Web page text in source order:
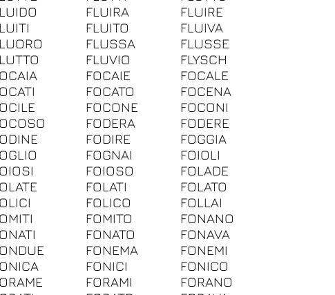
FLUIRA
FLUIRE
FLUITO
FLUIVA
FLUSSA
FLUSSE
FLUVIO
FLYSCH
FOCAIE
FOCALE
FOCATO
FOCENA
FOCONE
FOCONI
FODERA
FODERE
FODIRE
FOGGIA
FOGNAI
FOIOLI
FOIOSO
FOLADE
FOLATI
FOLATO
FOLICO
FOLLAI
FOMITO
FONANO
FONATO
FONAVA
FONEMA
FONEMI
FONICI
FONICO
FORAMI
FORANO